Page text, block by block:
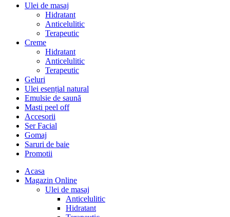
Ulei de masaj
Hidratant
Anticelulitic
Terapeutic
Creme
Hidratant
Anticelulitic
Terapeutic
Geluri
Ulei esențial natural
Emulsie de saună
Masti peel off
Accesorii
Ser Facial
Gomaj
Saruri de baie
Promotii
Acasa
Magazin Online
Ulei de masaj
Anticelulitic
Hidratant